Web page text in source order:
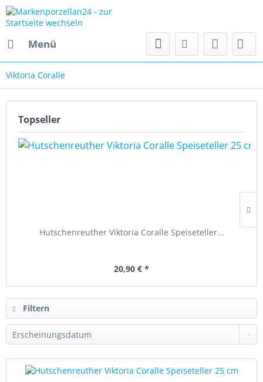
Menü
Viktoria Coralle
Topseller
Hutschenreuther Viktoria Coralle Speiseteller...
20,90 € *
Filtern